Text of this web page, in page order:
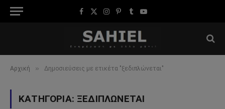
Facebook
X
Instagram
Pinterest
TumblrYouTube
Αρχική » Δημοσιεύσεις με ετικέτα "ξεδιπλώνεται"
ΚΑΤΗΓΟΡΊΑ: ΞΕΔΙΠΛΏΝΕΤΑΙ